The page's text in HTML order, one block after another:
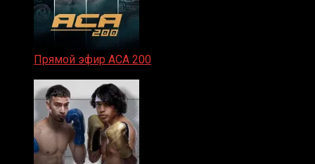
Прямой эфир ACA 200